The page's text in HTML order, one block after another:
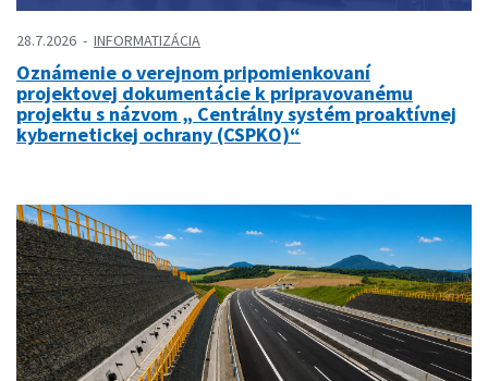
28.7.2026 INFORMATIZÁCIA
Oznámenie o verejnom pripomienkovaní
projektovej dokumentácie k pripravovanému
projektu s názvom „ Centrálny systém proaktívnej
kybernetickej ochrany (CSPKO)“